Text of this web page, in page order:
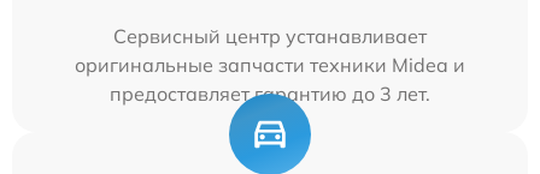
Сервисный центр устанавливает
оригинальные запчасти техники Midea и
предоставляет гарантию до 3 лет.